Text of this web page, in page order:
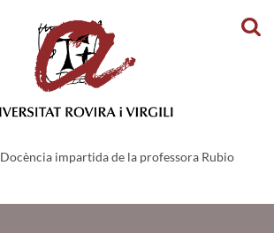
Docència impartida de la professora Rubio